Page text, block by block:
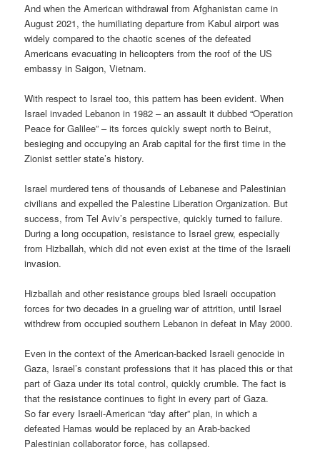
And when the American withdrawal from Afghanistan came in
August 2021, the humiliating departure from Kabul airport was
widely compared to the chaotic scenes of the defeated
Americans evacuating in helicopters from the roof of the US
embassy in Saigon, Vietnam.
With respect to Israel too, this pattern has been evident. When
Israel invaded Lebanon in 1982 – an assault it dubbed “Operation
Peace for Galilee” – its forces quickly swept north to Beirut,
besieging and occupying an Arab capital for the first time in the
Zionist settler state’s history.
Israel murdered tens of thousands of Lebanese and Palestinian
civilians and expelled the Palestine Liberation Organization. But
success, from Tel Aviv’s perspective, quickly turned to failure.
During a long occupation, resistance to Israel grew, especially
from Hizballah, which did not even exist at the time of the Israeli
invasion.
Hizballah and other resistance groups bled Israeli occupation
forces for two decades in a grueling war of attrition, until Israel
withdrew from occupied southern Lebanon in defeat in May 2000.
Even in the context of the American-backed Israeli genocide in
Gaza, Israel’s constant professions that it has placed this or that
part of Gaza under its total control, quickly crumble. The fact is
that the resistance continues to fight in every part of Gaza.
So far every Israeli-American “day after” plan, in which a
defeated Hamas would be replaced by an Arab-backed
Palestinian collaborator force, has collapsed.